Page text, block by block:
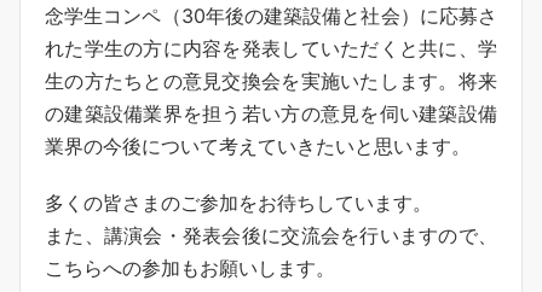
念学生コンペ（30年後の建築設備と社会）に応募さ
れた学生の方に内容を発表していただくと共に、学
生の方たちとの意見交換会を実施いたします。将来
の建築設備業界を担う若い方の意見を伺い建築設備
業界の今後について考えていきたいと思います。
多くの皆さまのご参加をお待ちしています。
また、講演会・発表会後に交流会を行いますので、
こちらへの参加もお願いします。